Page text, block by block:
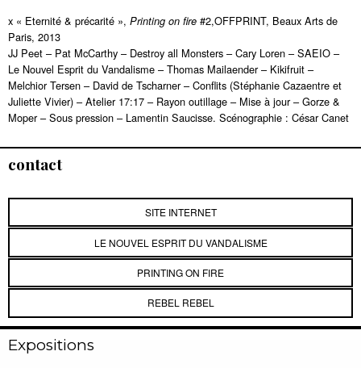
x « Eternité & précarité », Printing on fire #2,OFFPRINT, Beaux Arts de
Paris, 2013
JJ Peet – Pat McCarthy – Destroy all Monsters – Cary Loren – SAEIO –
Le Nouvel Esprit du Vandalisme – Thomas Mailaender – Kikifruit –
Melchior Tersen – David de Tscharner – Conflits (Stéphanie Cazaentre et
Juliette Vivier) – Atelier 17:17 – Rayon outillage – Mise à jour – Gorze &
Moper – Sous pression – Lamentin Saucisse. Scénographie : César Canet
contact
SITE INTERNET
LE NOUVEL ESPRIT DU VANDALISME
PRINTING ON FIRE
REBEL REBEL
Expositions